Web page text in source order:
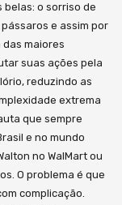
belas: o sorriso de
e assim por
maiores
suas ações pela
reduzindo as
extrema
que sempre
e no mundo
no WalMart ou
O problema é que
complicação.